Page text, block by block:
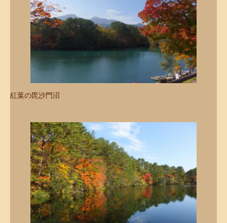
紅葉の毘沙門沼